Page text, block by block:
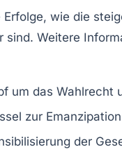
wie die
sind. Weitere
um das Wahlrecht
zur
der